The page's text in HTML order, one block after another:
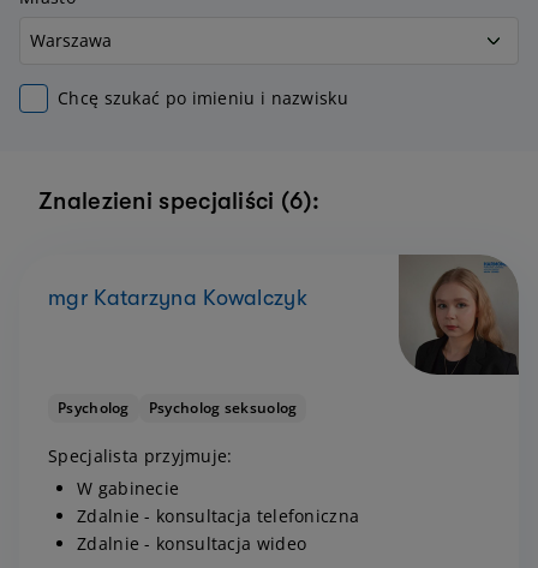
Chcę szukać po imieniu i nazwisku
Znalezieni specjaliści (6):
mgr Katarzyna Kowalczyk
Psycholog Psycholog seksuolog
Specjalista przyjmuje:
W gabinecie
Zdalnie - konsultacja telefoniczna
Zdalnie - konsultacja wideo